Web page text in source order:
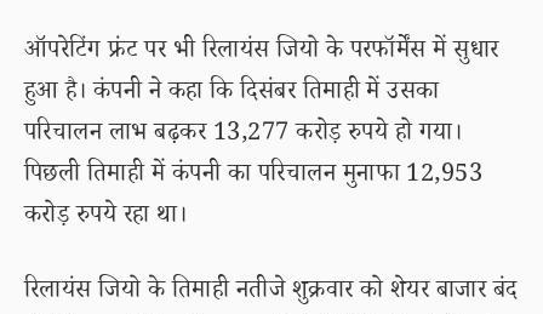
ऑपरेटिंग फ्रंट पर भी रिलायंस जियो के परफॉर्मेंस में सुधार
हुआ है। कंपनी ने कहा कि दिसंबर तिमाही में उसका
परिचालन लाभ बढ़कर 13,277 करोड़ रुपये हो गया।
पिछली तिमाही में कंपनी का परिचालन मुनाफा 12,953
करोड़ रुपये रहा था।
रिलायंस जियो के तिमाही नतीजे शुक्रवार को शेयर बाजार बंद